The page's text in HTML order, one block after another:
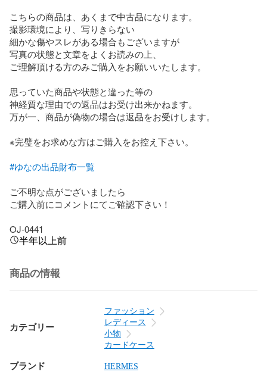
こちらの商品は、あくまで中古品になります。
撮影環境により、写りきらない
細かな傷やスレがある場合もございますが
写真の状態と文章をよくお読みの上、
ご理解頂ける方のみご購入をお願いいたします。
思っていた商品や状態と違った等の
神経質な理由での返品はお受け出来かねます。
万が一、商品が偽物の場合は返品をお受けします。
※完璧をお求めな方はご購入をお控え下さい。
#ゆなの出品財布一覧
ご不明な点がございましたら
ご購入前にコメントにてご確認下さい！
OJ-0441
半年以上前
商品の情報
カテゴリー
ファッション
レディース
小物
カードケース
ブランド HERMES